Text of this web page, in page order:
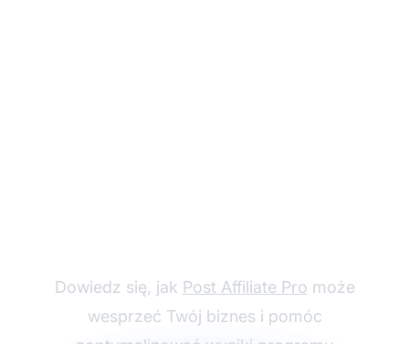
Dowiedz się, jak Post Affiliate Pro może
wesprzeć Twój biznes i pomóc